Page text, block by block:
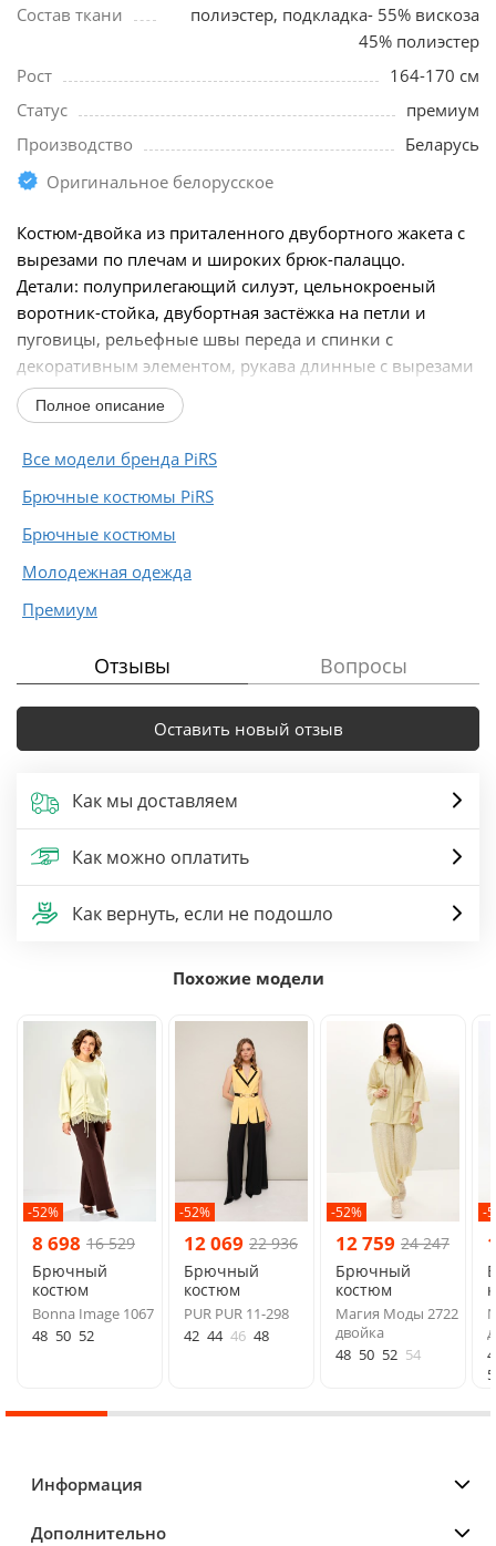
Состав ткани
полиэстер, подкладка- 55% вискоза
45% полиэстер
Рост
164-170 см
Статус
премиум
Производство
Беларусь
Оригинальное белорусское
Костюм-двойка из приталенного двубортного жакета с
вырезами по плечам и широких брюк-палаццо.
Детали: полуприлегающий силуэт, цельнокроеный
воротник-стойка, двубортная застёжка на петли и
пуговицы, рельефные швы переда и спинки с
декоративным элементом, рукава длинные с вырезами
по...
Полное описание
Все модели бренда PiRS
Брючные костюмы PiRS
Брючные костюмы
Молодежная одежда
Премиум
Отзывы Вопросы
Оставить новый отзыв
Как мы доставляем
Как можно оплатить
Как вернуть, если не подошло
Похожие модели
-52%
8 698 16 529
Брючный
костюм
Bonna Image 1067
48 50 52
-52%
12 069 22 936
Брючный
костюм
PUR PUR 11-298
42 44 46 48
-52%
12 759 24 247
Брючный
костюм
Магия Моды 2722
двойка
48 50 52 54
-
Информация
Дополнительно